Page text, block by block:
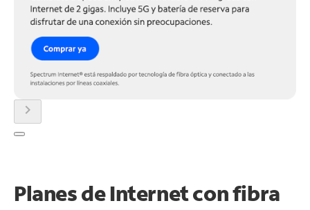
chevron_right
Planes de Internet con fibra